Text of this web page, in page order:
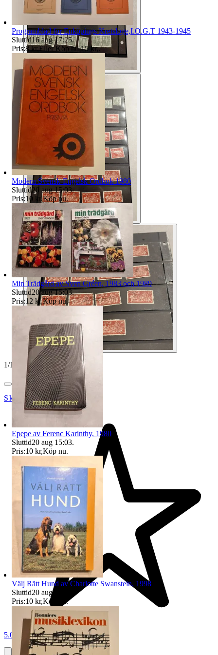
1/10
Skopanandersson
5.0
Programblad för Enköpings Kretsloge,I.O.G.T 1943-1945
Sluttid16 aug 17:25.
Pris:8 kr,Eller Köp nu 15 kr,.
Modern Svensk-Engelsk Ordbok 1980
Sluttid20 aug 15:03.
Pris:10 kr,Köp nu.
Min Trädgård av Sven Gréen, 1983 och 1989
Sluttid20 aug 15:03.
Pris:12 kr,Köp nu.
Epepe av Ferenc Karinthy, 1980
Sluttid20 aug 15:03.
Pris:10 kr,Köp nu.
Välj Rätt Hund av Charlotte Swanstein, 1998
Sluttid20 aug 15:03
Pris:10 kr,Köp nu.